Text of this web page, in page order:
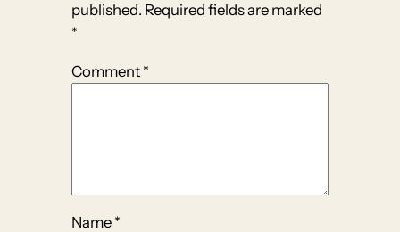
published. Required fields are marked
*
Comment *
Name *